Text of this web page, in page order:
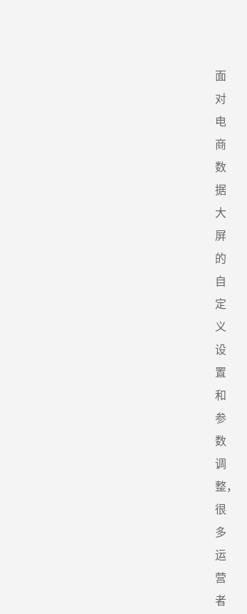
面
对
电
商
数
据
大
屏
的
自
定
义
设
置
和
参
数
调
整，
很
多
运
营
者